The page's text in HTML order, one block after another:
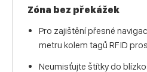
Zóna bez překážek
Pro zajištění přesné
metru kolem tagů RFID
Neumisťujte štítky do